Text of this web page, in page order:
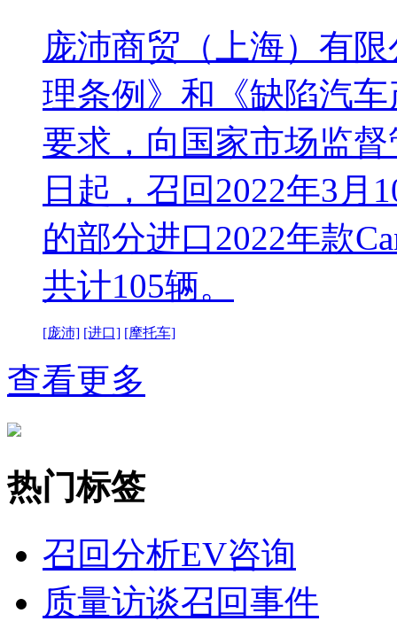
庞沛商贸（上海）有
理条例》和《缺陷汽
要求，向国家市场监
日起，召回2022年3月
的部分进口2022年款
共计105辆。
[庞沛] [进口] [摩托车]
查看更多
热门标签
召回分析EV咨询
质量访谈召回事件